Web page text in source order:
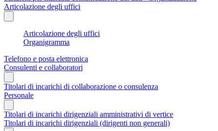
Articolazione degli uffici
Articolazione degli uffici
Organigramma
Telefono e posta elettronica
Consulenti e collaboratori
Titolari di incarichi di collaborazione o consulenza
Personale
Titolari di incarichi dirigenziali amministrativi di vertice
Titolari di incarichi dirigenziali (dirigenti non generali)